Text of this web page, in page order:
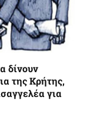
δίνουν
της Κρήτης,
για